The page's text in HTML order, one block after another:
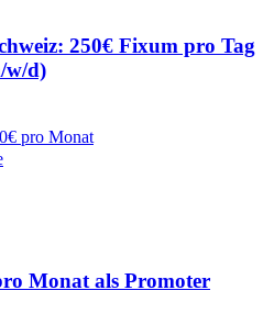
250€ Fixum pro Tag
w/d)
pro Monat
Monat als Promoter